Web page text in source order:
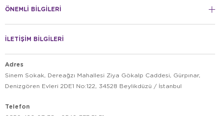
ÖNEMLİ BİLGİLERİ
İLETİŞİM BİLGİLERİ
Adres
Sinem Sokak, Dereağzı Mahallesi Ziya Gökalp Caddesi, Gürpınar,
Denizgören Evleri 2DE1 No:122, 34528 Beylikdüzü / İstanbul
Telefon